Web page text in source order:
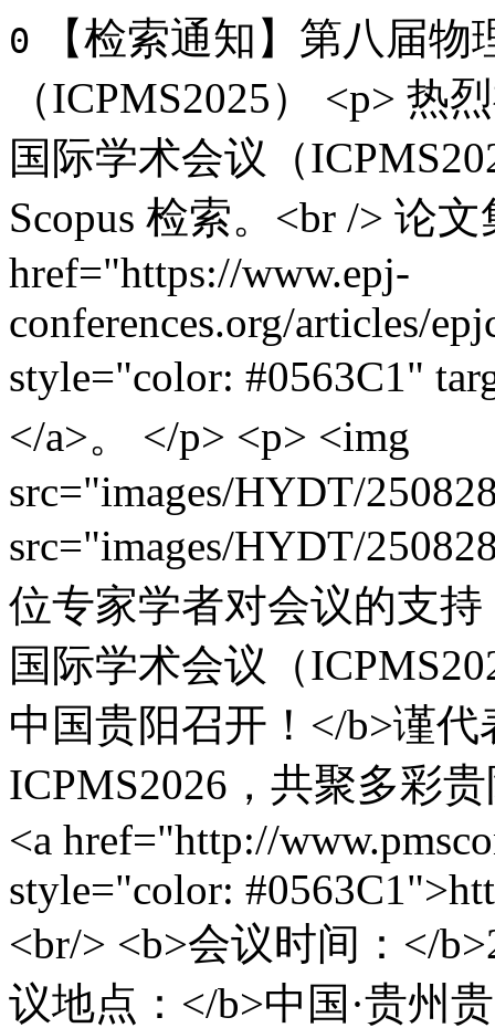
0
【检索通知】第八届
（ICPMS2025）
<p> 热
国际学术会议（
Scopus 检索。<br /> 论
href="https://www.epj-
conferences.org/articles/
style="color: #0563C1"
</a>。 </p> <p> <img
src="images/HYDT/
src="images/HYDT/
位专家学者对会议的支
国际学术会议（
中国贵阳召开！</b>谨
ICPMS2026，共聚多彩
<a href="http://
style="color:
<br/> <b>会议时间：</
议地点：</b>中国·贵州